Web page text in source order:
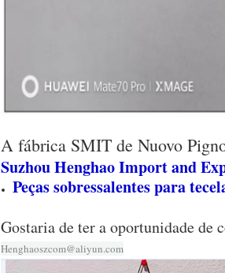
A fábrica SMIT de Nuovo
Suzhou Henghao Import and
Peças sobressalentes para
Gostaria de ter a oportunidade de
Henghaoszcom@aliyun.com